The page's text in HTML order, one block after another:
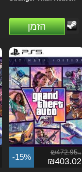
הזמן
-15% ₪472.95ils
₪403.02